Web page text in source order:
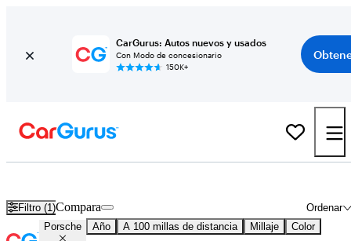
CarGurus: Autos nuevos y usados
Con Modo de concesionario
150K+
Filtro (1) Ordenar
Compara
Porsche Año A 100 millas de distancia Millaje Color